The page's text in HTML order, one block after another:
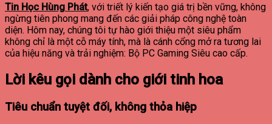
Tin Học Hùng Phát, với triết lý kiến tạo giá trị bền vững, không
ngừng tiên phong mang đến các giải pháp công nghệ toàn
diện. Hôm nay, chúng tôi tự hào giới thiệu một siêu phẩm
không chỉ là một cỗ máy tính, mà là cánh cổng mở ra tương lai
của hiệu năng và trải nghiệm: Bộ PC Gaming Siêu cao cấp.
Lời kêu gọi dành cho giới tinh hoa
Tiêu chuẩn tuyệt đối, không thỏa hiệp